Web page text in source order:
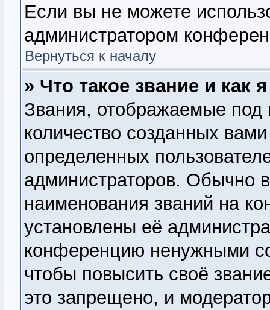
Если вы не можете
администратором
Вернуться к началу
» Что такое звание и как
Звания, отображаемые
количество созданных
определенных
администраторов. Обычно
наименования званий на
установлены её
конференцию ненужными
чтобы повысить своё
это запрещено, и